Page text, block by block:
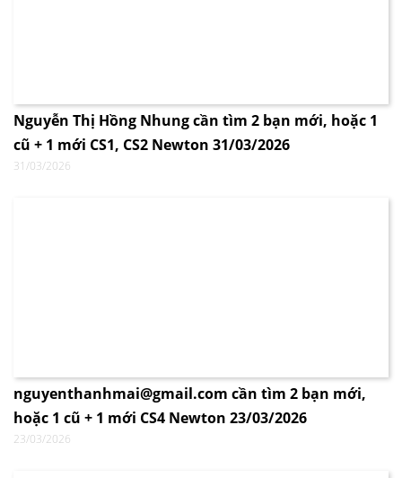
Nguyễn Thị Hồng Nhung cần tìm 2 bạn mới, hoặc 1
cũ + 1 mới CS1, CS2 Newton 31/03/2026
31/03/2026
nguyenthanhmai@gmail.com cần tìm 2 bạn mới,
hoặc 1 cũ + 1 mới CS4 Newton 23/03/2026
23/03/2026